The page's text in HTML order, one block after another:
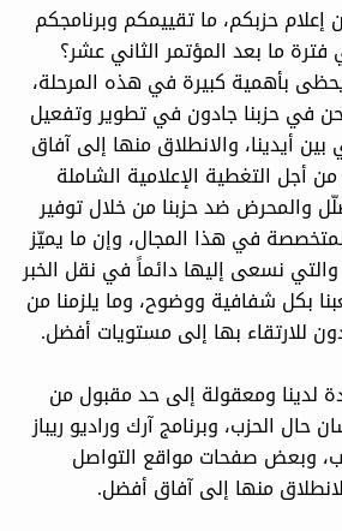
إعلام حزبكم، ما تقييمكم وبرنامجكم
فترة ما بعد المؤتمر الثاني عشر؟
بأهمية كبيرة في هذه المرحلة،
في حزبنا جادون في تطوير وتفعيل
بين أيدينا، والانطلاق منها إلى آفاق
التغطية الإعلامية الشاملة
والمحرض ضد حزبنا من خلال توفير
في هذا المجال، وإن ما يميّز
والتي نسعى إليها دائماً في نقل الخبر
بكل شفافية ووضوح، وما يلزمنا من
للارتقاء بها إلى مستويات أفضل.
لدينا ومعقولة إلى حد مقبول من
الحزب، وبرنامج آرك وراديو ريباز
وبعض صفحات مواقع التواصل
منها إلى آفاق أفضل.